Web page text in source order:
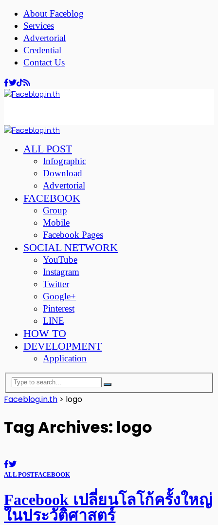
About Faceblog
Services
Advertorial
Credential
Contact Us
ALL POST
Infographic
Download
Advertorial
FACEBOOK
Group
Mobile
Facebook Pages
SOCIAL NETWORK
YouTube
Instagram
Twitter
Google+
Pinterest
LINE
HOW TO
DEVELOPMENT
Application
Faceblog.in.th > logo
Tag Archives: logo
ALL POSTFACEBOOK
Facebook เปลี่ยนโลโก้ครั้งใหญ่
ในประวัติศาสตร์